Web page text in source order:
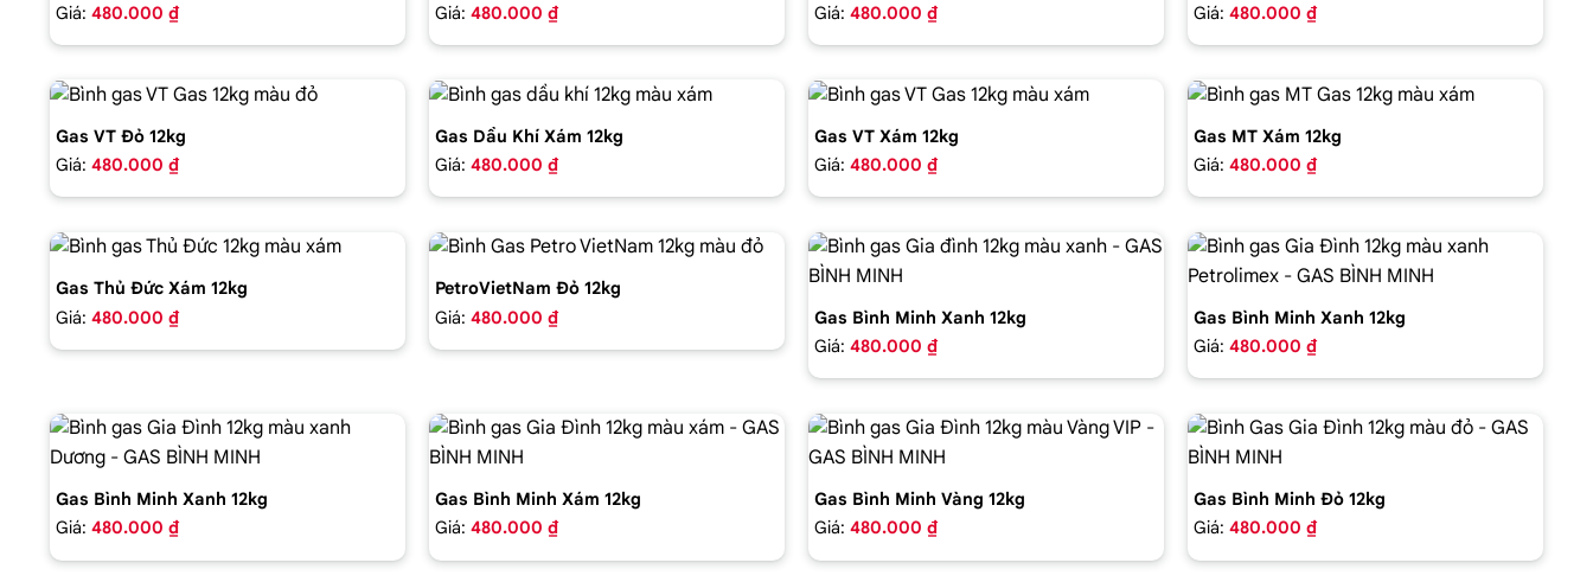
Giá: 480.000 ₫
Giá: 480.000 ₫
Giá: 480.000 ₫
Giá: 480.000 ₫
Gas VT Đỏ 12kg
Giá: 480.000 ₫
Gas Dầu Khí Xám 12kg
Giá: 480.000 ₫
Gas VT Xám 12kg
Giá: 480.000 ₫
Gas MT Xám 12kg
Giá: 480.000 ₫
Gas Thủ Đức Xám 12kg
Giá: 480.000 ₫
PetroVietNam Đỏ 12kg
Giá: 480.000 ₫
Gas Bình Minh Xanh 12kg
Giá: 480.000 ₫
Gas Bình Minh Xanh 12kg
Giá: 480.000 ₫
Gas Bình Minh Xanh 12kg
Giá: 480.000 ₫
Gas Bình Minh Xám 12kg
Giá: 480.000 ₫
Gas Bình Minh Vàng 12kg
Giá: 480.000 ₫
Gas Bình Minh Đỏ 12kg
Giá: 480.000 ₫